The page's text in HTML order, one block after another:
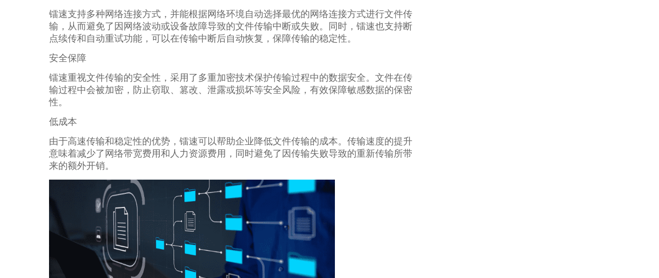
镭速支持多种网络连接方式，并能根据网络环境自动选择最优的网络连接方式进行文件传
输，从而避免了因网络波动或设备故障导致的文件传输中断或失败。同时，镭速也支持断
点续传和自动重试功能，可以在传输中断后自动恢复，保障传输的稳定性。
安全保障
镭速重视文件传输的安全性，采用了多重加密技术保护传输过程中的数据安全。文件在传
输过程中会被加密，防止窃取、篡改、泄露或损坏等安全风险，有效保障敏感数据的保密
性。
低成本
由于高速传输和稳定性的优势，镭速可以帮助企业降低文件传输的成本。传输速度的提升
意味着减少了网络带宽费用和人力资源费用，同时避免了因传输失败导致的重新传输所带
来的额外开销。